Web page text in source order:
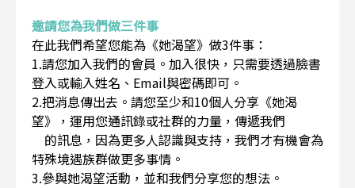
邀請您為我們做三件事
在此我們希望您能為《她渴望》做3件事：
1.請您加入我們的會員。加入很快，只需要透過臉書
登入或輸入姓名、Email與密碼即可。
2.把消息傳出去。請您至少和10個人分享《她渴
望》，運用您通訊錄或社群的力量，傳遞我們
的訊息，因為更多人認識與支持，我們才有機會為
特殊境遇族群做更多事情。
3.參與她渴望活動，並和我們分享您的想法。